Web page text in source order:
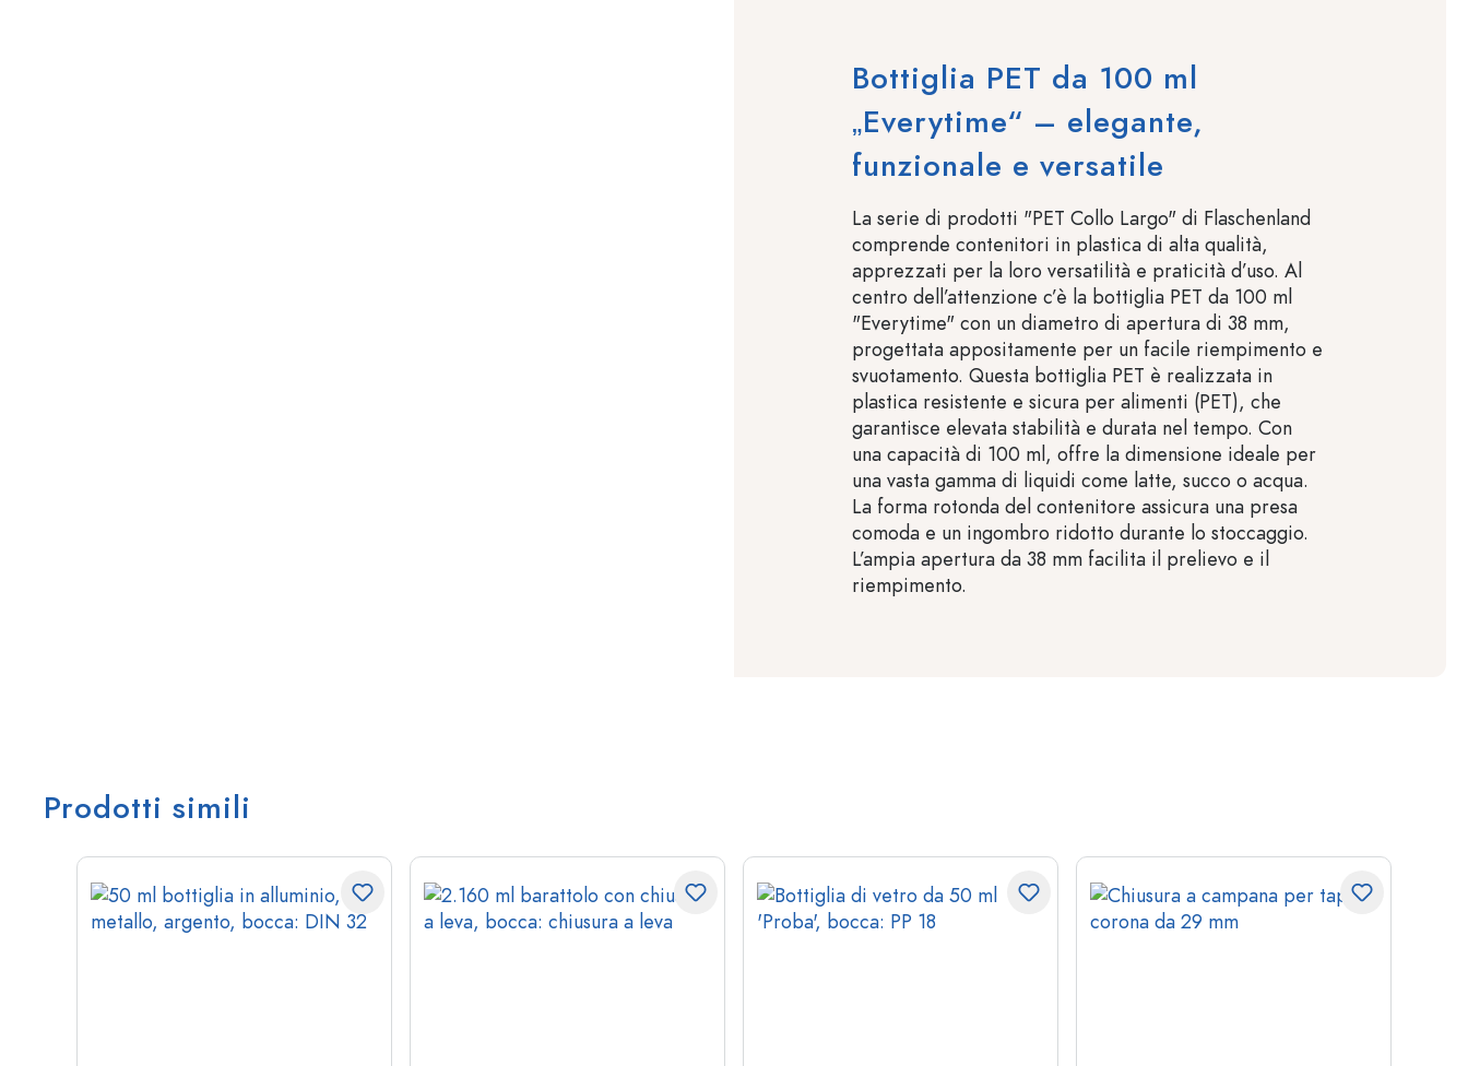
Bottiglia PET da 100 ml
„Everytime“ – elegante,
funzionale e versatile
La serie di prodotti "PET Collo Largo" di Flaschenland
comprende contenitori in plastica di alta qualità,
apprezzati per la loro versatilità e praticità d’uso. Al
centro dell’attenzione c’è la bottiglia PET da 100 ml
"Everytime" con un diametro di apertura di 38 mm,
progettata appositamente per un facile riempimento e
svuotamento. Questa bottiglia PET è realizzata in
plastica resistente e sicura per alimenti (PET), che
garantisce elevata stabilità e durata nel tempo. Con
una capacità di 100 ml, offre la dimensione ideale per
una vasta gamma di liquidi come latte, succo o acqua.
La forma rotonda del contenitore assicura una presa
comoda e un ingombro ridotto durante lo stoccaggio.
L’ampia apertura da 38 mm facilita il prelievo e il
riempimento.
Prodotti simili